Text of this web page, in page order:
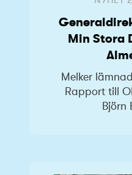
Min Stora
Melker
Rapport till
Björn